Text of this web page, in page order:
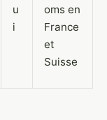
u
i
oms en
France
et
Suisse